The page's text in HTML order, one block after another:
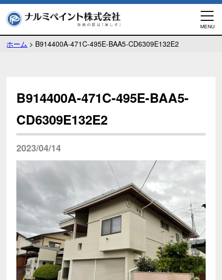
ホーム > B914400A-471C-495E-BAA5-CD6309E132E2
B914400A-471C-495E-BAA5-
CD6309E132E2
2023/04/14